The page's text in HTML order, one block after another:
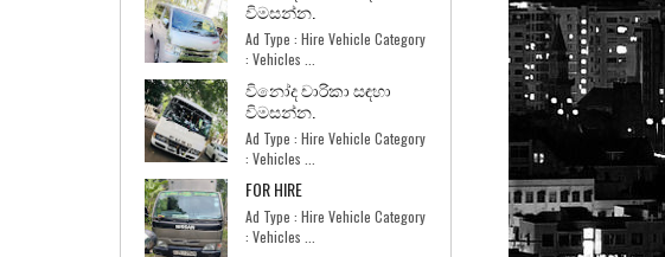
විමසන්න.
Ad Type : Hire Vehicle Category
: Vehicles ...
විනෝද චාරිකා සඳහා
විමසන්න.
Ad Type : Hire Vehicle Category
: Vehicles ...
FOR HIRE
Ad Type : Hire Vehicle Category
: Vehicles ...